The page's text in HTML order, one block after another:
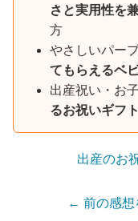
さと実用性を
方
やさしいパー
てもらえるベ
出産祝い・お
るお祝いギフト
出産のお
← 前の感想